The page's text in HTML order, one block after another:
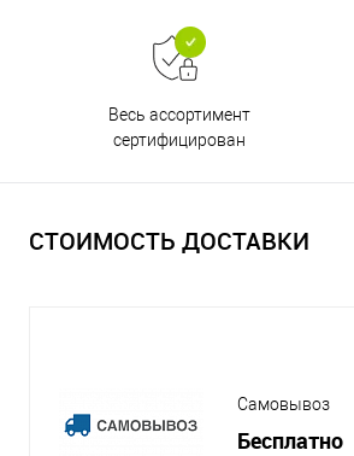
Весь ассортимент
сертифицирован
СТОИМОСТЬ ДОСТАВКИ
Самовывоз
Бесплатно